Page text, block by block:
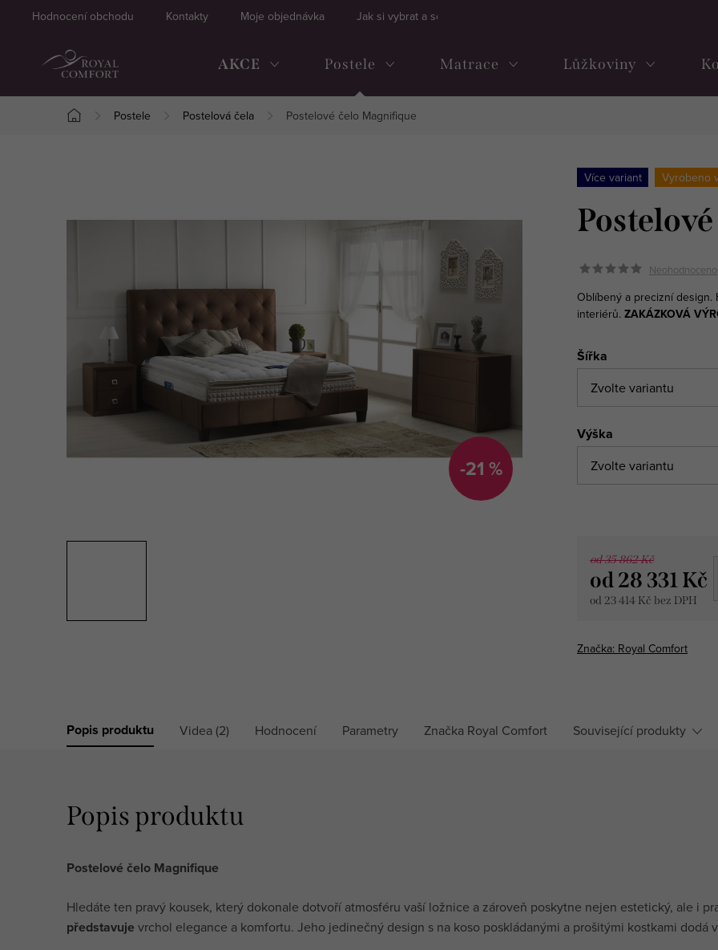
Hodnocení obchodu Kontakty Moje objednávka Jak si vybrat a sestavit kontinentální postel
AKCE Postele Matrace Lůžkoviny
Domů
Postele Postelová čela Postelové čelo Magnifique
-21 %
Více variant Vyrobeno
Neohodnoceno
Oblíbený a precizní design.
interiérů. ZAKÁZKOVÁ
Šířka
Výška
od 35 862 Kč
od28 331 Kč
od 23 414 Kč bez DPH
Značka: Royal Comfort
Popis produktu Videa (2) Hodnocení Parametry Značka Royal Comfort Související produkty
Popis produktu
Postelové čelo Magnifique
Hledáte ten pravý kousek, který dokonale dotvoří atmosféru vaší ložnice a zároveň poskytne nejen estetický, ale i
představuje vrchol elegance a komfortu. Jeho jedinečný design s na koso poskládanými a prošitými kostkami dodá